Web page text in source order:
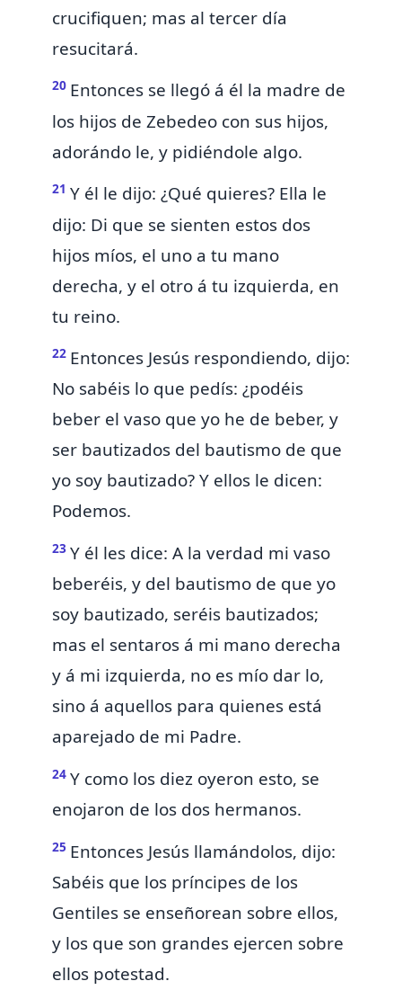
crucifiquen; mas al tercer día
resucitará.
20 Entonces se llegó á él la madre de
los hijos de Zebedeo con sus hijos,
adorándo le, y pidiéndole algo.
21 Y él le dijo: ¿Qué quieres? Ella le
dijo: Di que se sienten estos dos
hijos míos, el uno a tu mano
derecha, y el otro á tu izquierda, en
tu reino.
22 Entonces Jesús respondiendo, dijo:
No sabéis lo que pedís: ¿podéis
beber el vaso que yo he de beber, y
ser bautizados del bautismo de que
yo soy bautizado? Y ellos le dicen:
Podemos.
23 Y él les dice: A la verdad mi vaso
beberéis, y del bautismo de que yo
soy bautizado, seréis bautizados;
mas el sentaros á mi mano derecha
y á mi izquierda, no es mío dar lo,
sino á aquellos para quienes está
aparejado de mi Padre.
24 Y como los diez oyeron esto, se
enojaron de los dos hermanos.
25 Entonces Jesús llamándolos, dijo:
Sabéis que los príncipes de los
Gentiles se enseñorean sobre ellos,
y los que son grandes ejercen sobre
ellos potestad.